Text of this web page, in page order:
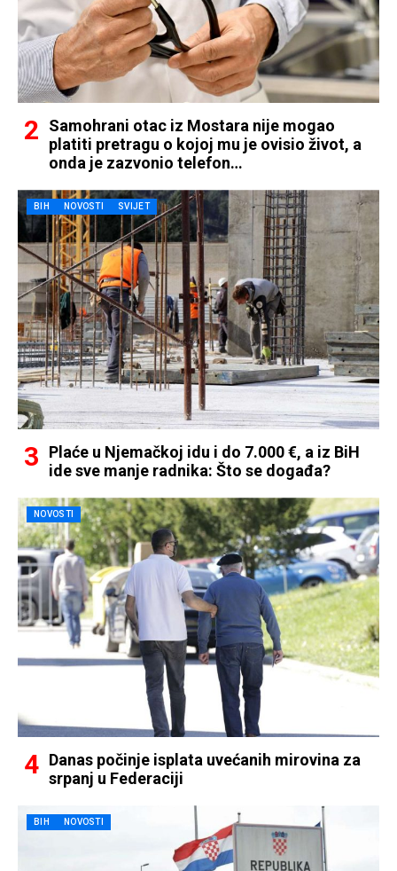
Samohrani otac iz Mostara nije mogao
platiti pretragu o kojoj mu je ovisio život, a
onda je zazvonio telefon…
BIH NOVOSTI SVIJET
Plaće u Njemačkoj idu i do 7.000 €, a iz BiH
ide sve manje radnika: Što se događa?
NOVOSTI
Danas počinje isplata uvećanih mirovina za
srpanj u Federaciji
BIH NOVOSTI